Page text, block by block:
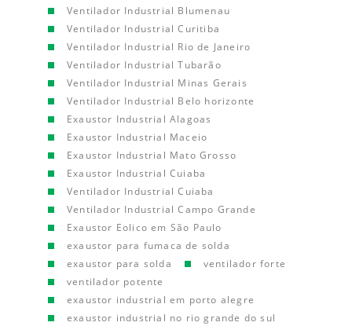
Ventilador Industrial Blumenau
Ventilador Industrial Curitiba
Ventilador Industrial Rio de Janeiro
Ventilador Industrial Tubarão
Ventilador Industrial Minas Gerais
Ventilador Industrial Belo horizonte
Exaustor Industrial Alagoas
Exaustor Industrial Maceio
Exaustor Industrial Mato Grosso
Exaustor Industrial Cuiaba
Ventilador Industrial Cuiaba
Ventilador Industrial Campo Grande
Exaustor Eolico em São Paulo
exaustor para fumaca de solda
exaustor para solda
ventilador forte
ventilador potente
exaustor industrial em porto alegre
exaustor industrial no rio grande do sul